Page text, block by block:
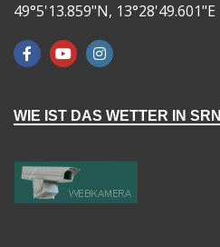
49°5'13.859"N, 13°28'49.601"E
WIE IST DAS WETTER IN SRNÍ